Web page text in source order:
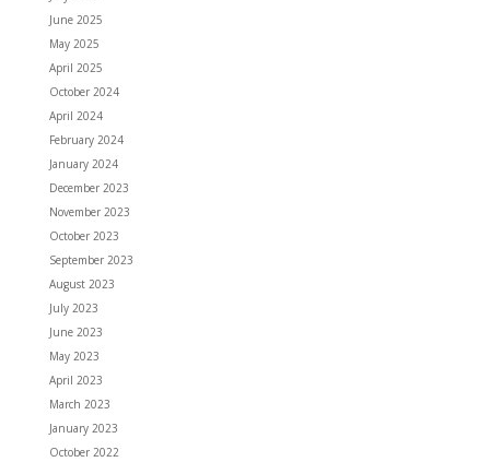
June 2025
May 2025
April 2025
October 2024
April 2024
February 2024
January 2024
December 2023
November 2023
October 2023
September 2023
August 2023
July 2023
June 2023
May 2023
April 2023
March 2023
January 2023
October 2022